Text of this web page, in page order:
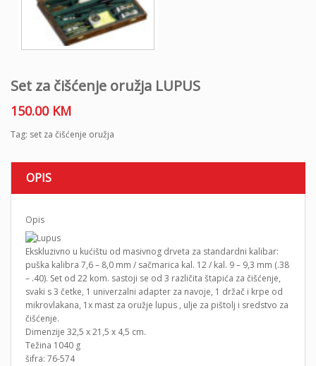
Set za čišćenje oružja LUPUS
150.00 KM
Tag: set za čišćenje oružja
OPIS
Opis
Ekskluzivno u kućištu od masivnog drveta za standardni kalibar:
puška kalibra 7,6 – 8,0 mm / sačmarica kal. 12 / kal. 9 – 9,3 mm (.38
– .40). Set od 22 kom. sastoji se od 3 različita štapića za čišćenje,
svaki s 3 četke, 1 univerzalni adapter za navoje, 1 držač i krpe od
mikrovlakana, 1x mast za oružje lupus , ulje za pištolj i sredstvo za
čišćenje.
Dimenzije 32,5 x 21,5 x 4,5 cm.
Težina 1040 g
šifra: 76-574